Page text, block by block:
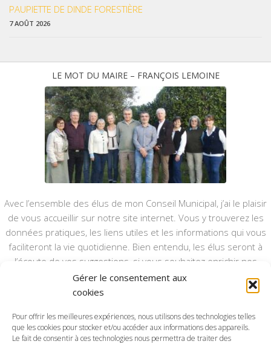
Gérer le consentement aux
cookies
Pour offrir les meilleures expériences, nous utilisons des technologies telles
que les cookies pour stocker et/ou accéder aux informations des appareils.
Le fait de consentir à ces technologies nous permettra de traiter des
PAUPIETTE DE DINDE FORESTIÈRE
7 AOÛT 2026
LE MOT DU MAIRE – FRANÇOIS LEMOINE
Avec l’ensemble des élus de mon Conseil Municipal, j’ai le plaisir
de vous accueillir sur notre site internet. Vous y trouverez les
données pratiques, les liens utiles et les informations qui vous
faciliteront la vie quotidienne. Bien entendu, les élus seront à
l’écoute de vos suggestions, si vous souhaitez enrichir nos
rubriques ou nos informations.
Ce type de communication vient en complément du bulletin
annuel, nous le ferons vivre et il sera actualisé pour mieux vous
informer.